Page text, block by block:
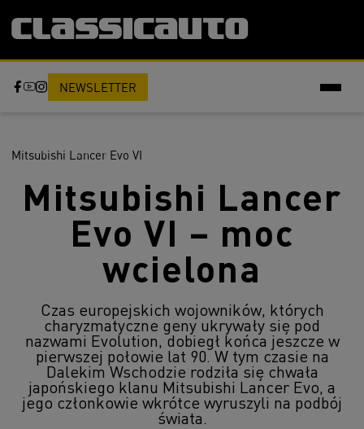
NEWSLETTER
Mitsubishi Lancer Evo VI
Mitsubishi Lancer
Evo VI – moc
wcielona
Czas europejskich wojowników, których
charyzmatyczne geny ukrywały się pod
nazwami Evolution, dobiegł końca jeszcze w
pierwszej połowie lat 90. W tym czasie na
Dalekim Wschodzie rodziła się chwała
japońskiego klanu Mitsubishi Lancer Evo, a
jego członkowie wkrótce wyruszyli na podbój
świata.